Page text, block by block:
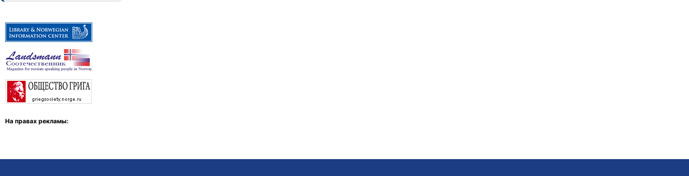
На правах рекламы: